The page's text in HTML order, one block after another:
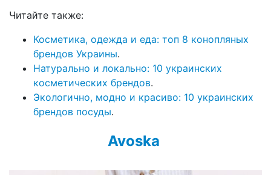
Читайте также:
Косметика, одежда и еда: топ 8 конопляных
брендов Украины.
Натурально и локально: 10 украинских
косметических брендов.
Экологично, модно и красиво: 10 украинских
брендов посуды.
Avoska